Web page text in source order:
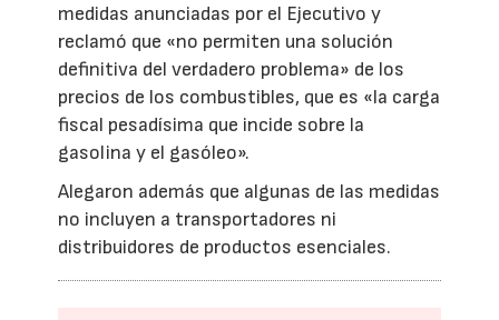
medidas anunciadas por el Ejecutivo y
reclamó que «no permiten una solución
definitiva del verdadero problema» de los
precios de los combustibles, que es «la carga
fiscal pesadísima que incide sobre la
gasolina y el gasóleo».
Alegaron además que algunas de las medidas
no incluyen a transportadores ni
distribuidores de productos esenciales.